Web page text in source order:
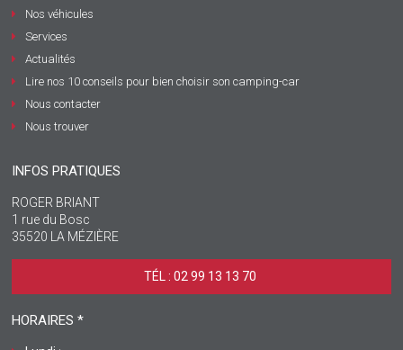
Nos véhicules
Services
Actualités
Lire nos 10 conseils pour bien choisir son camping-car
Nous contacter
Nous trouver
INFOS PRATIQUES
ROGER BRIANT
1 rue du Bosc
35520 LA MÉZIÈRE
TÉL : 02 99 13 13 70 ‎
HORAIRES *